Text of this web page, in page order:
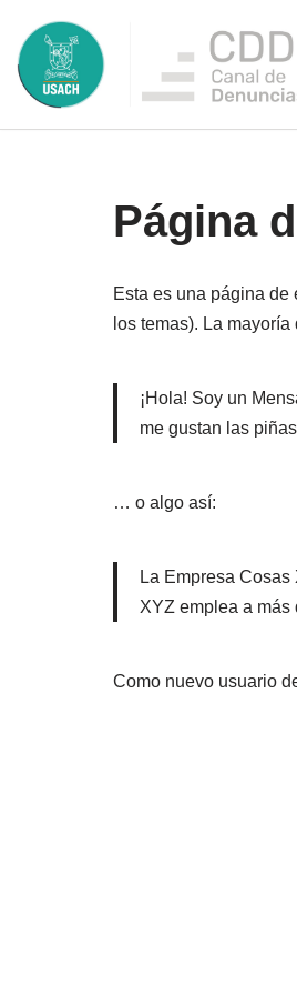
Saltar
al
Página
Esta es una página
los temas). La
¡Hola! Soy un
me gustan las
… o algo así:
La Empresa
XYZ emplea a más
Como nuevo usuario